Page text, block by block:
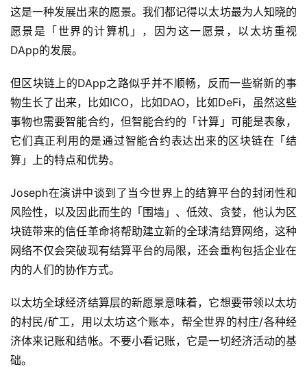
这是一种发展出来的愿景。我们都记得以太坊最为人知晓的
愿景是「世界的计算机」，因为这一愿景，以太坊重视
DApp的发展。
但区块链上的DApp之路似乎并不顺畅，反而一些崭新的事
物生长了出来，比如ICO，比如DAO，比如DeFi，虽然这些
事物也需要智能合约，但智能合约的「计算」可能是表象，
它们真正利用的是通过智能合约表达出来的区块链在「结
算」上的特点和优势。
Joseph在演讲中谈到了当今世界上的结算平台的封闭性和
风险性，以及因此而生的「围墙」、低效、贪婪，他认为区
块链带来的信任革命将帮助建立新的全球清结算网络，这种
网络不仅会突破现有结算平台的局限，还会重构包括企业在
内的人们的协作方式。
以太坊全球经济结算层的新愿景意味着，它想要带领以太坊
的村民/矿工，用以太坊这个账本，帮全世界的村庄/各种经
济体来记账和结帐。不要小看记账，它是一切经济活动的基
础。